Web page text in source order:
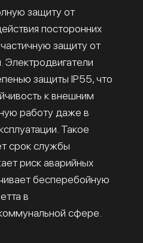
защиту от
посторонних
защиту от
Электродвигатели
защиты IP55, что
к внешним
работу даже в
Такое
срок службы
риск аварийных
бесперебойную
в
сфере.